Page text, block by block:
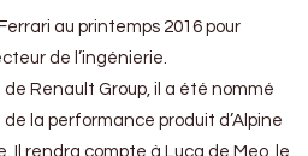
au printemps 2016 pour
de l’ingénierie.
Renault Group, il a été nommé
la performance produit d’Alpine
Il rendra compte à Luca de Meo, le